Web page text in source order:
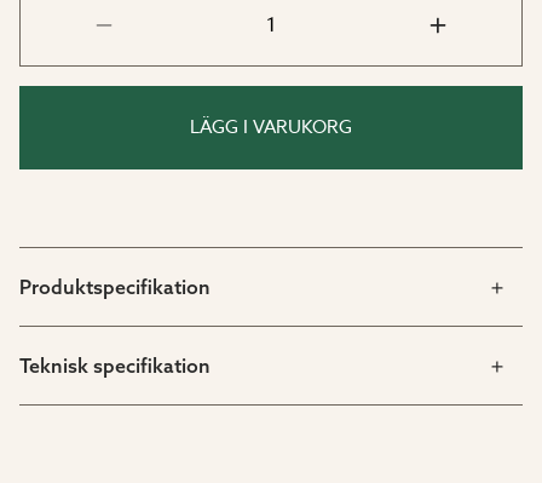
LÄGG I VARUKORG
Produktspecifikation
Teknisk specifikation